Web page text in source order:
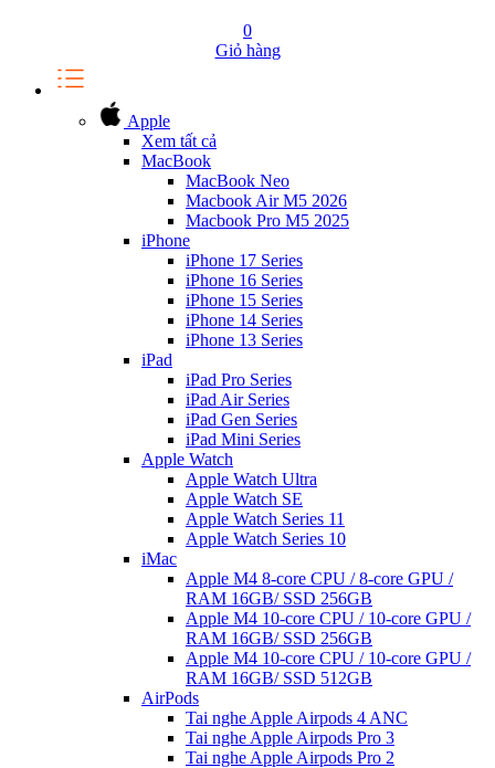
0
Giỏ hàng
Apple
Xem tất cả
MacBook
MacBook Neo
Macbook Air M5 2026
Macbook Pro M5 2025
iPhone
iPhone 17 Series
iPhone 16 Series
iPhone 15 Series
iPhone 14 Series
iPhone 13 Series
iPad
iPad Pro Series
iPad Air Series
iPad Gen Series
iPad Mini Series
Apple Watch
Apple Watch Ultra
Apple Watch SE
Apple Watch Series 11
Apple Watch Series 10
iMac
Apple M4 8-core CPU / 8-core GPU /
RAM 16GB/ SSD 256GB
Apple M4 10-core CPU / 10-core GPU /
RAM 16GB/ SSD 256GB
Apple M4 10-core CPU / 10-core GPU /
RAM 16GB/ SSD 512GB
AirPods
Tai nghe Apple Airpods 4 ANC
Tai nghe Apple Airpods Pro 3
Tai nghe Apple Airpods Pro 2